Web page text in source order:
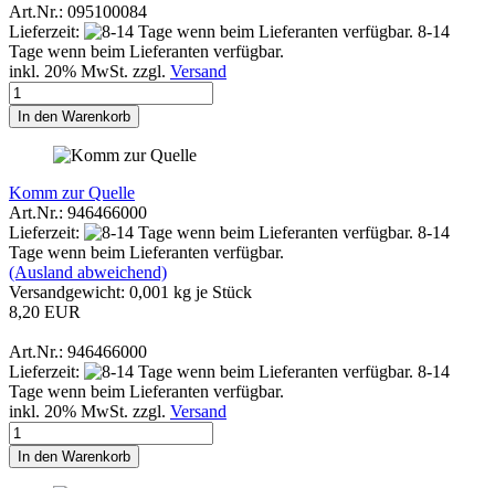
Art.Nr.: 095100084
Lieferzeit:
8-14
Tage wenn beim Lieferanten verfügbar.
inkl. 20% MwSt. zzgl. Versand
In den Warenkorb
Komm zur Quelle
Art.Nr.: 946466000
Lieferzeit:
8-14
Tage wenn beim Lieferanten verfügbar.
(Ausland abweichend)
Versandgewicht: 0,001 kg je Stück
8,20 EUR
Art.Nr.: 946466000
Lieferzeit:
8-14
Tage wenn beim Lieferanten verfügbar.
inkl. 20% MwSt. zzgl. Versand
In den Warenkorb